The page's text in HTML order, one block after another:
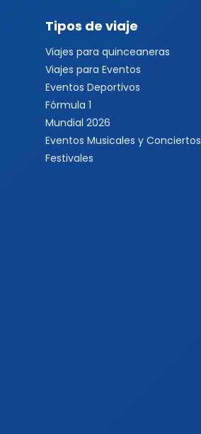
Tipos de viaje
Viajes para quinceaneras
Viajes para Eventos
Eventos Deportivos
Fórmula 1
Mundial 2026
Eventos Musicales y Conciertos
Festivales